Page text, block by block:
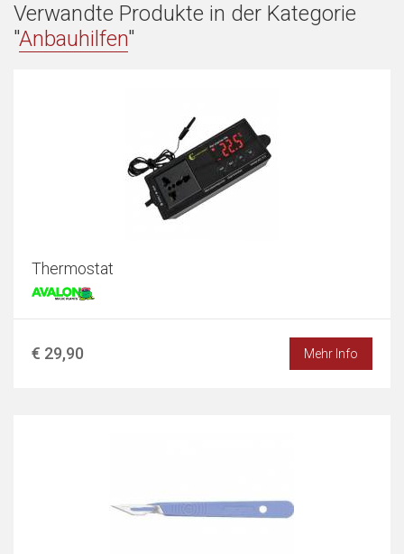
Verwandte Produkte in der Kategorie
"Anbauhilfen"
Thermostat
€ 29,90 Mehr Info